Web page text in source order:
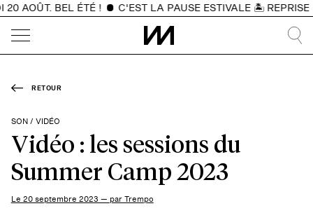
AOÛT. BEL ÉTÉ ! C'EST LA PAUSE ESTIVALE 🏝️ REPRISE
RETOUR
SON / VIDÉO
Vidéo : les sessions du
Summer Camp 2023
Le 20 septembre 2023 — par Trempo